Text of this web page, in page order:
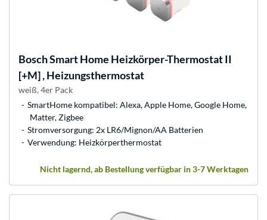
BoschSmart Home Heizkörper-Thermostat II
[+M] , Heizungsthermostat
weiß, 4er Pack
SmartHome kompatibel: Alexa, Apple Home, Google Home,
Matter, Zigbee
Stromversorgung: 2x LR6/Mignon/AA Batterien
Verwendung: Heizkörperthermostat
Nicht lagernd, ab Bestellung verfügbar in 3-7 Werktagen